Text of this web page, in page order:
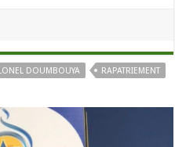
DOUMBOUYA RAPATRIEMENT